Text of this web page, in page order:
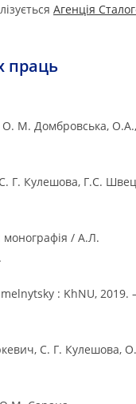
Агенція
праць
О. М. Домбровська, О.А.,
Г. Кулешова, Г.С.
монографія / А.Л.
: KhNU, 2019.
С. Г. Кулешова, О.